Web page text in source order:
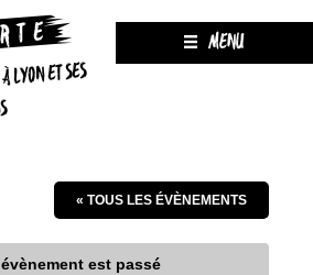
LYON ET SES
MENU
« TOUS LES ÉVÈNEMENTS
est passé